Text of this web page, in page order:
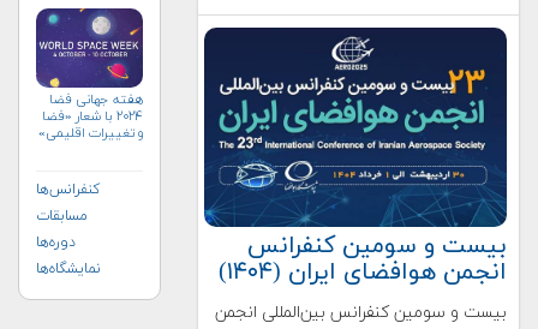
بیست و سومین کنفرانس
انجمن هوافضای ايران (۱۴۰۴)
بیست و سومین کنفرانس بین‌المللی انجمن
هفته جهانی فضا
۲۰۲۴ با شعار «فضا
و تغییرات اقلیمی»
کنفرانس‌ها
مسابقات
دوره‌ها
نمایشگاه‌ها